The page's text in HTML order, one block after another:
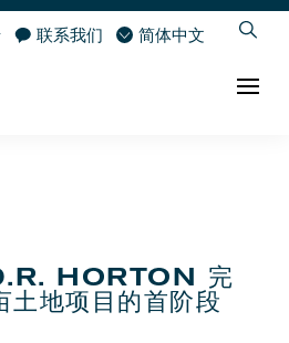
联系我们 简体中文
HORTON 完
地项目的首阶段